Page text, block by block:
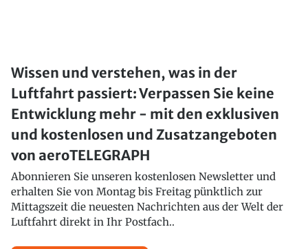
Wissen und verstehen, was in der
Luftfahrt passiert: Verpassen Sie keine
Entwicklung mehr - mit den exklusiven
und kostenlosen und Zusatzangeboten
von aeroTELEGRAPH
Abonnieren Sie unseren kostenlosen Newsletter und
erhalten Sie von Montag bis Freitag pünktlich zur
Mittagszeit die neuesten Nachrichten aus der Welt der
Luftfahrt direkt in Ihr Postfach..